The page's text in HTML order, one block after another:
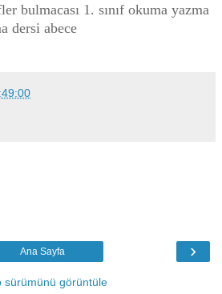
bulmacası 1. sınıf okuma yazma
dersi abece
›
Ana Sayfa
sürümünü görüntüle